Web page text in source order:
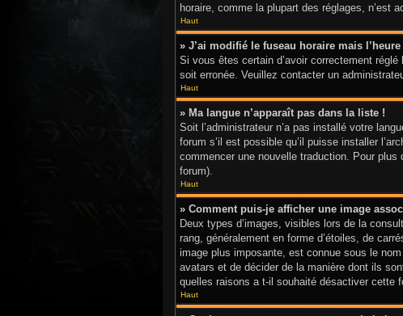
horaire, comme la plupart des réglages, n’est
Haut
» J’ai modifié le fuseau horaire mais
Si vous êtes certain d’avoir correctement réglé
soit erronée. Veuillez contacter un
Haut
» Ma langue n’apparaît pas dans la liste !
Soit l’administrateur n’a pas installé votre
forum s’il est possible qu’il puisse installer
commencer une nouvelle traduction. Pour
forum).
Haut
» Comment puis-je afficher une image
Deux types d’images, visibles lors de la
rang, généralement en forme d’étoiles, de
image plus imposante, est connue sous le
avatars et de décider de la manière dont ils
quelles raisons a t-il souhaité désactiver cette
Haut